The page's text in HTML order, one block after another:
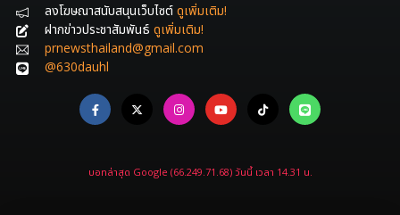
ลงโฆษณาสนับสนุนเว็บไซต์ ดูเพิ่มเติม!
ฝากข่าวประชาสัมพันธ์ ดูเพิ่มเติม!
prnewsthailand@gmail.com
@630dauhl
บอทล่าสุด Google (66.249.71.68) วันนี้ เวลา 14.31 น.